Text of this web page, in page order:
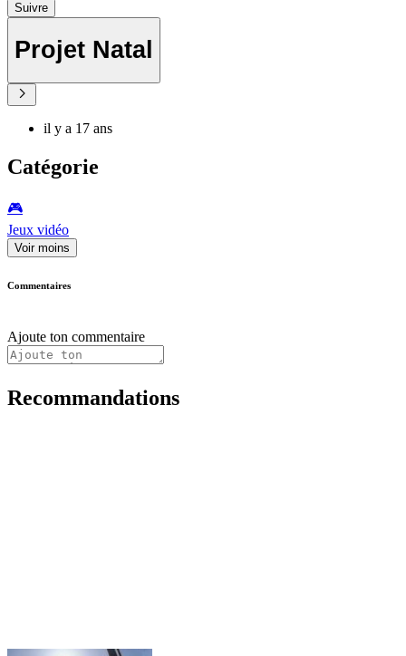
Suivre
Projet Natal
il y a 17 ans
Catégorie
🎮️
Jeux vidéo
Voir moins
Commentaires
Ajoute ton commentaire
Recommandations